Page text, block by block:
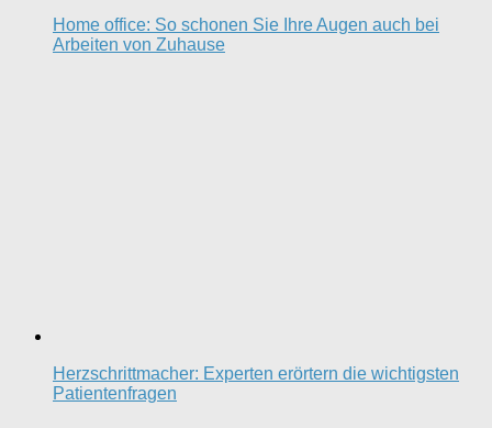
Home office: So schonen Sie Ihre Augen auch bei
Arbeiten von Zuhause
Herzschrittmacher: Experten erörtern die wichtigsten
Patientenfragen